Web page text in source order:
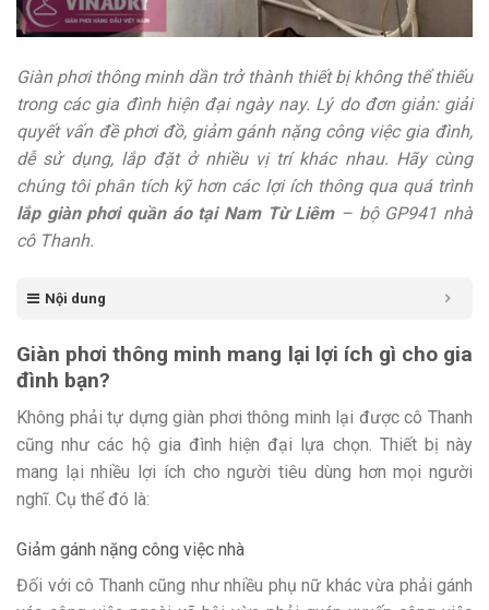
Giàn phơi thông minh dần trở thành thiết bị không thể thiếu
trong các gia đình hiện đại ngày nay. Lý do đơn giản: giải
quyết vấn đề phơi đồ, giảm gánh nặng công việc gia đình,
dễ sử dụng, lắp đặt ở nhiều vị trí khác nhau. Hãy cùng
chúng tôi phân tích kỹ hơn các lợi ích thông qua quá trình
lắp giàn phơi quần áo tại Nam Từ Liêm– bộ GP941 nhà
cô Thanh.
Nội dung
Giàn phơi thông minh mang lại lợi ích gì cho gia
đình bạn?
Không phải tự dựng giàn phơi thông minh lại được cô Thanh
cũng như các hộ gia đình hiện đại lựa chọn. Thiết bị này
mang lại nhiều lợi ích cho người tiêu dùng hơn mọi người
nghĩ. Cụ thể đó là:
Giảm gánh nặng công việc nhà
Đối với cô Thanh cũng như nhiều phụ nữ khác vừa phải gánh